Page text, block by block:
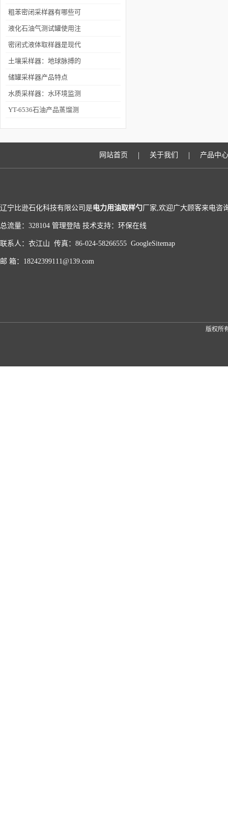
要环节
粗苯密闭采样器有哪些可
选功能呢
液化石油气测试罐使用注
意事项
密闭式液体取样器是现代
化采样技术的助手
土壤采样器：地球脉搏的
“精准记录者”
储罐采样器产品特点
水质采样器：水环境监测
的“得力助手”
YT-6536石油产品蒸馏测
网站首页 | 关于我们 | 产品中心
辽宁比逊石化科技有限公司是电力用油取样勺厂家,欢迎广大顾客来电咨
总流量：328104 管理登陆 技术支持： 环保在线
联系人：衣江山 传真：86-024-58266555 GoogleSitemap
邮 箱：18242399111@139.com
版权所